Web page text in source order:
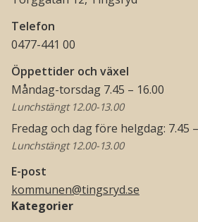
Telefon
0477-441 00
Öppettider och växel
Måndag-torsdag 7.45 – 16.00
Lunchstängt 12.00-13.00
Fredag och dag före helgdag: 7.45
Lunchstängt 12.00-13.00
E-post
kommunen@tingsryd.se
Kategorier